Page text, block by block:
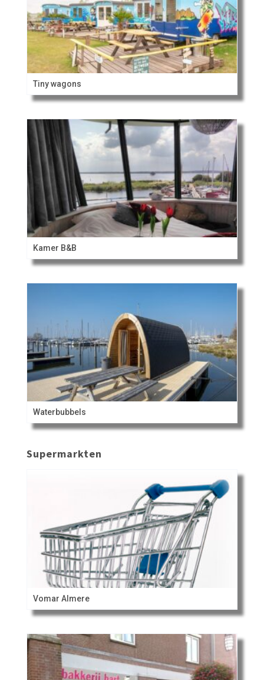
Tiny wagons
Kamer B&B
Waterbubbels
Supermarkten
Vomar Almere